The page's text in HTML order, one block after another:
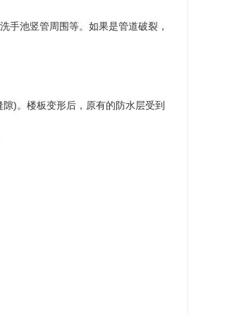
池竖管周围等。如果是管道破裂，
)。楼板变形后，原有的防水层受到